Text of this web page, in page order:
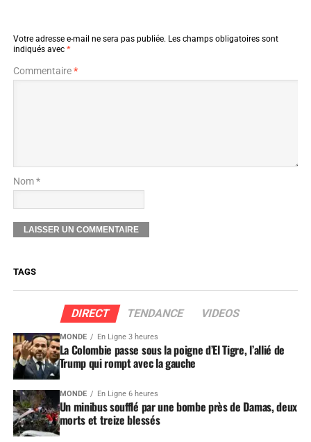
Votre adresse e-mail ne sera pas publiée. Les champs obligatoires sont
indiqués avec *
Commentaire*
Nom *
TAGS
DIRECT TENDANCE VIDEOS
MONDE En Ligne 3 heures
La Colombie passe sous la poigne d’El Tigre, l’allié de
Trump qui rompt avec la gauche
MONDE En Ligne 6 heures
Un minibus soufflé par une bombe près de Damas, deux
morts et treize blessés